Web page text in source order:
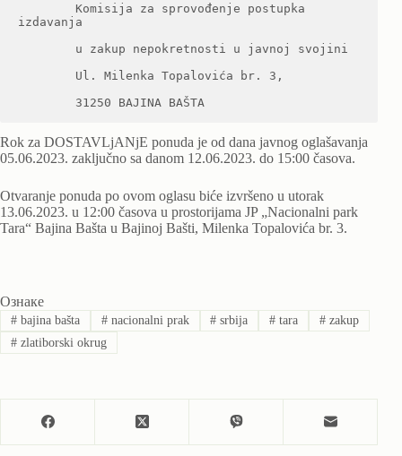
izdavanja
        31250 BAJINA BAŠTA
Rok za DOSTAVLjANjE ponuda je od dana javnog oglašavanja
05.06.2023. zaključno sa danom 12.06.2023. do 15:00 časova.
Otvaranje ponuda po ovom oglasu biće izvršeno u utorak
13.06.2023. u 12:00 časova u prostorijama JP „Nacionalni park
Tara“ Bajina Bašta u Bajinoj Bašti, Milenka Topalovića br. 3.
Ознаке
#bajina bašta #nacionalni prak # srbija # tara # zakup
#zlatiborski okrug